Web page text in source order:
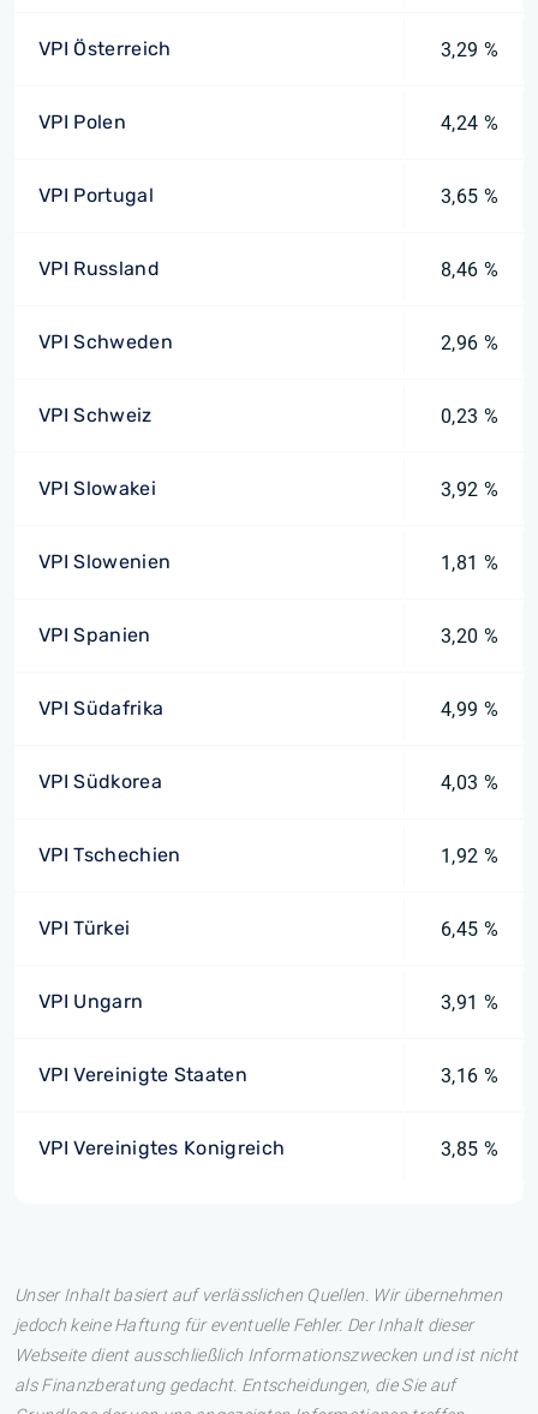
VPI Österreich 3,29 %
VPI Polen 4,24 %
VPI Portugal 3,65 %
VPI Russland 8,46 %
VPI Schweden 2,96 %
VPI Schweiz 0,23 %
VPI Slowakei 3,92 %
VPI Slowenien 1,81 %
VPI Spanien 3,20 %
VPI Südafrika 4,99 %
VPI Südkorea 4,03 %
VPI Tschechien 1,92 %
VPI Türkei 6,45 %
VPI Ungarn 3,91 %
VPI Vereinigte Staaten 3,16 %
VPI Vereinigtes Konigreich 3,85 %
Unser Inhalt basiert auf verlässlichen Quellen. Wir übernehmen
jedoch keine Haftung für eventuelle Fehler. Der Inhalt dieser
Webseite dient ausschließlich Informationszwecken und ist nicht
als Finanzberatung gedacht. Entscheidungen, die Sie auf